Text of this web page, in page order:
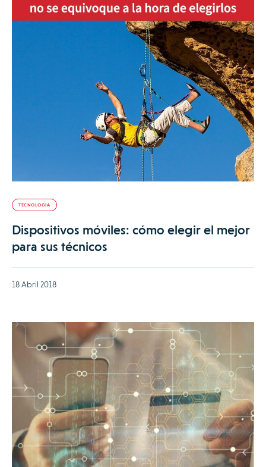
TECNOLOGÍA
Dispositivos móviles: cómo elegir el mejor
para sus técnicos
18 Abril 2018